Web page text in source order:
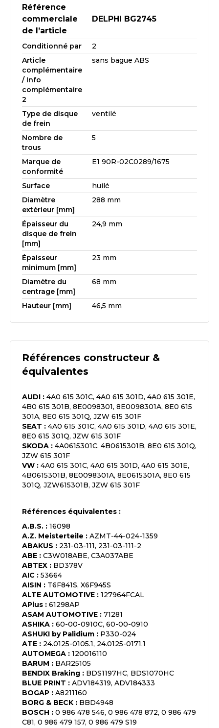
Référence
commerciale
de l’article
DELPHI BG2745
Conditionné par
2
Article
complémentaire
/ Info
complémentaire
2
sans bague ABS
Type de disque
de frein
ventilé
Nombre de
trous
5
Marque de
conformité
E1 90R-02C0289/1675
Surface
huilé
Diamètre
extérieur [mm]
288 mm
Épaisseur du
disque de frein
[mm]
24,9 mm
Épaisseur
minimum [mm]
23 mm
Diamètre du
centrage [mm]
68 mm
Hauteur [mm] 46,5 mm
Références constructeur &
équivalentes
AUDI : 4A0 615 301C, 4A0 615 301D, 4A0 615 301E,
4B0 615 301B, 8E0098301, 8E0098301A, 8E0 615
301A, 8E0 615 301Q, JZW 615 301F
SEAT : 4A0 615 301C, 4A0 615 301D, 4A0 615 301E,
8E0 615 301Q, JZW 615 301F
SKODA : 4A0615301C, 4B0615301B, 8E0 615 301Q,
JZW 615 301F
VW : 4A0 615 301C, 4A0 615 301D, 4A0 615 301E,
4B0615301B, 8E0098301A, 8E0615301A, 8E0 615
301Q, JZW615301B, JZW 615 301F
Références équivalentes :
A.B.S. : 16098
A.Z. Meisterteile : AZMT-44-024-1359
ABAKUS : 231-03-111, 231-03-111-2
ABE : C3W018ABE, C3A037ABE
ABTEX : BD378V
AIC : 53664
AISIN : T6F841S, X6F945S
ALTE AUTOMOTIVE : 127964FCAL
APlus : 61298AP
ASAM AUTOMOTIVE : 71281
ASHIKA : 60-00-0910C, 60-00-0910
ASHUKI by Palidium : P330-024
ATE : 24.0125-0105.1, 24.0125-0171.1
AUTOMEGA : 120016110
BARUM : BAR25105
BENDIX Braking : BDS1197HC, BDS1070HC
BLUE PRINT : ADV184319, ADV184333
BOGAP : A8211160
BORG & BECK : BBD4948
BOSCH : 0 986 478 546, 0 986 478 872, 0 986 479
C81, 0 986 479 157, 0 986 479 S19